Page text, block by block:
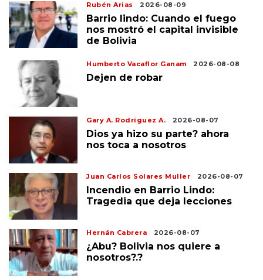
Rubén Arias 2026-08-09
Barrio lindo: Cuando el fuego
nos mostró el capital invisible
de Bolivia
Humberto Vacaflor Ganam 2026-08-08
Dejen de robar
Gary A. Rodríguez A. 2026-08-07
Dios ya hizo su parte? ahora
nos toca a nosotros
Juan Carlos Solares Muller 2026-08-07
Incendio en Barrio Lindo:
Tragedia que deja lecciones
Hernán Cabrera 2026-08-07
¿Abu? Bolivia nos quiere a
nosotros?.?